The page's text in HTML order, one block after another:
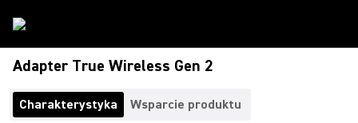
Adapter True Wireless Gen 2
Charakterystyka Wsparcie produktu